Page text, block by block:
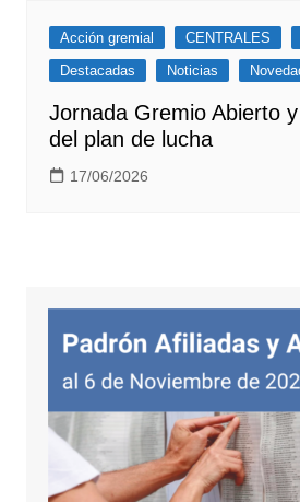
Acción gremial CENTRALES
Destacadas
Noticias
Jornada Gremio Abierto
del plan de lucha
17/06/2026